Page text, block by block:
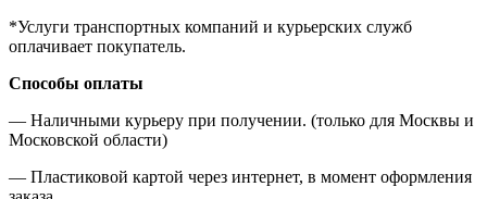
*Услуги транспортных компаний и курьерских служб
оплачивает покупатель.
Способы оплаты
— Наличными курьеру при получении. (только для Москвы и
Московской области)
— Пластиковой картой через интернет, в момент оформления